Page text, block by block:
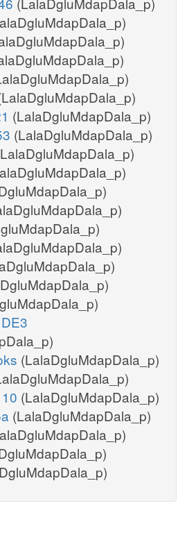
(LalaDgluMdapDala_p)
(LalaDgluMdapDala_p)
(LalaDgluMdapDala_p)
(LalaDgluMdapDala_p)
(LalaDgluMdapDala_p)